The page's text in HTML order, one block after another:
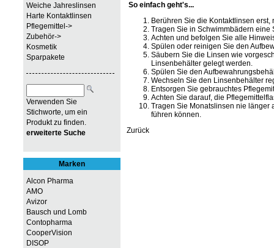
Weiche Jahreslinsen
Harte Kontaktlinsen
Pflegemittel->
Zubehör->
Kosmetik
Sparpakete
Verwenden Sie
Stichworte, um ein
Produkt zu finden.
erweiterte Suche
Marken
Alcon Pharma
AMO
Avizor
Bausch und Lomb
Contopharma
CooperVision
DISOP
So einfach geht's...
Berühren Sie die Kontaktlinsen
Tragen Sie in Schwimmbädern eine
Achten und befolgen Sie alle
Spülen oder reinigen Sie den
Säubern Sie die Linsen wie
Linsenbehälter gelegt werden.
Spülen Sie den
Wechseln Sie den Linsenbehälter
Entsorgen Sie gebrauchtes
Achten Sie darauf, die
Tragen Sie Monatslinsen nie länger
führen können.
Zurück